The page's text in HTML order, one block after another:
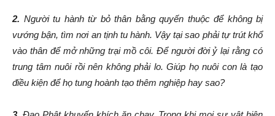
2. Người tu hành từ bỏ thân bằng quyến thuộc để không bị
vướng bận, tìm nơi an tịnh tu hành. Vậy tại sao phải tự trút khổ
vào thân để mở những trại mồ côi. Để người đời ỷ lại rằng có
trung tâm nuôi rồi nên không phải lo. Giúp họ nuôi con là tạo
điều kiện để họ tung hoành tạo thêm nghiệp hay sao?